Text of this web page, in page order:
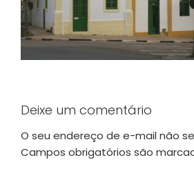
Deixe um comentário
O seu endereço de e-mail não
Campos obrigatórios são